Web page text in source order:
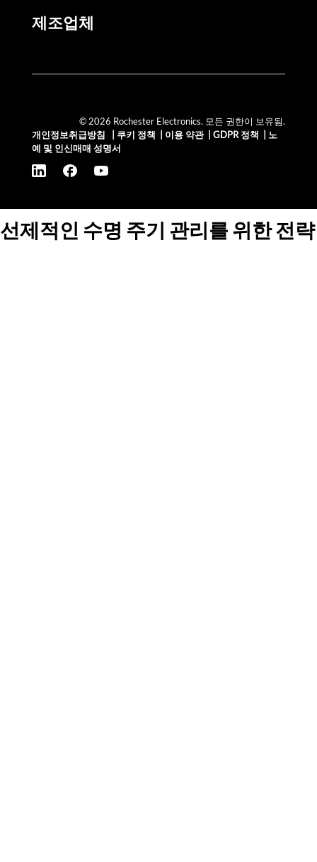
제조업체
© 2026 Rochester Electronics. 모든 권한이 보유됨.
개인정보취급방침
쿠키 정책 이용 약관| GDPR 정책
노
예 및 인신매매 성명서
선제적인 수명 주기 관리를 위한 전략